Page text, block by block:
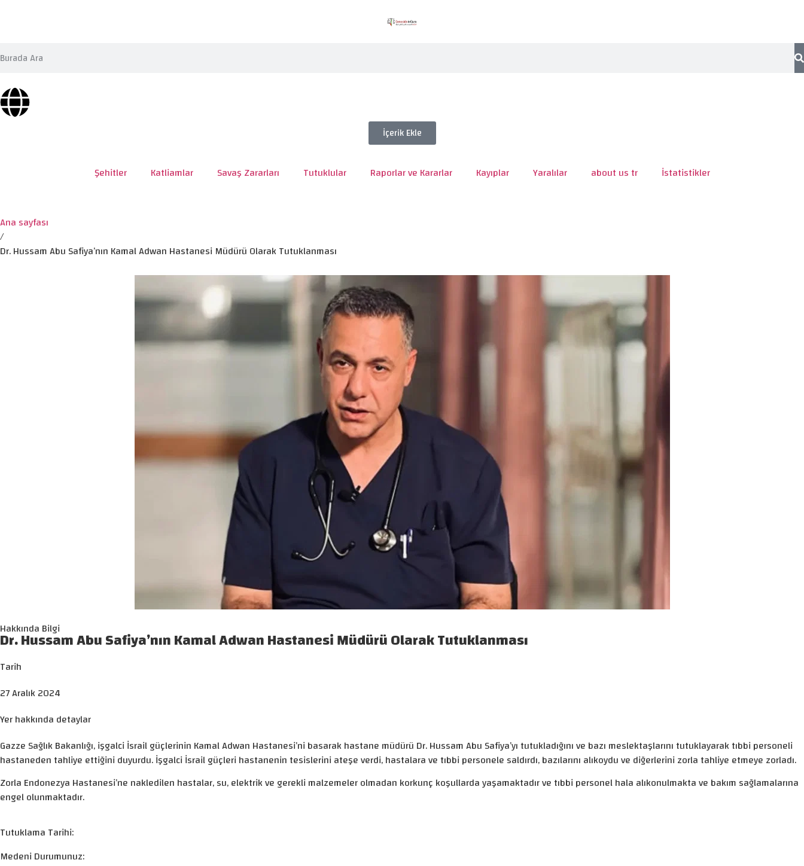
İçerik Ekle
Şehitler Katliamlar Savaş Zararları Tutuklular Raporlar ve Kararlar Kayıplar Yaralılar about us tr İstatistikler
Ana sayfası
/
Dr. Hussam Abu Safiya’nın Kamal Adwan Hastanesi Müdürü Olarak Tutuklanması
Hakkında Bilgi
Dr. Hussam Abu Safiya’nın Kamal Adwan Hastanesi Müdürü Olarak Tutuklanması
Tarih
27 Aralık 2024
Yer hakkında detaylar
Gazze Sağlık Bakanlığı, işgalci İsrail güçlerinin Kamal Adwan Hastanesi’ni basarak hastane müdürü Dr. Hussam Abu Safiya’yı tutukladığını ve bazı meslektaşlarını tutuklayarak tıbbi personeli
hastaneden tahliye ettiğini duyurdu. İşgalci İsrail güçleri hastanenin tesislerini ateşe verdi, hastalara ve tıbbi personele saldırdı, bazılarını alıkoydu ve diğerlerini zorla tahliye etmeye zorladı.
Zorla Endonezya Hastanesi’ne nakledilen hastalar, su, elektrik ve gerekli malzemeler olmadan korkunç koşullarda yaşamaktadır ve tıbbi personel hala alıkonulmakta ve bakım sağlamalarına
engel olunmaktadır.
Tutuklama Tarihi:
Medeni Durumunuz: